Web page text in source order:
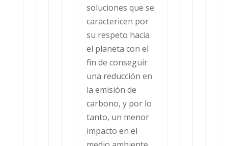
soluciones que se
caractericen por
su respeto hacia
el planeta con el
fin de conseguir
una reducción en
la emisión de
carbono, y por lo
tanto, un menor
impacto en el